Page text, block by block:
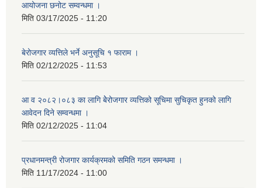
आयोजना छनोट सम्वन्धमा ।
मिति 03/17/2025 - 11:20
बेरोजगार व्यत्तिले भर्ने अनुसूचि १ फाराम ।
मिति 02/12/2025 - 11:53
आ व २०८२।०८३ का लागि बेेरोजगार व्यत्तिको सूचिमा सुचिकृत हुनको लागि
आवेदन दिने सम्वन्धमा ।
मिति 02/12/2025 - 11:04
प्रधानमन्त्री रोजगार कार्यक्रमको समिति गठन समन्धमा ।
मिति 11/17/2024 - 11:00